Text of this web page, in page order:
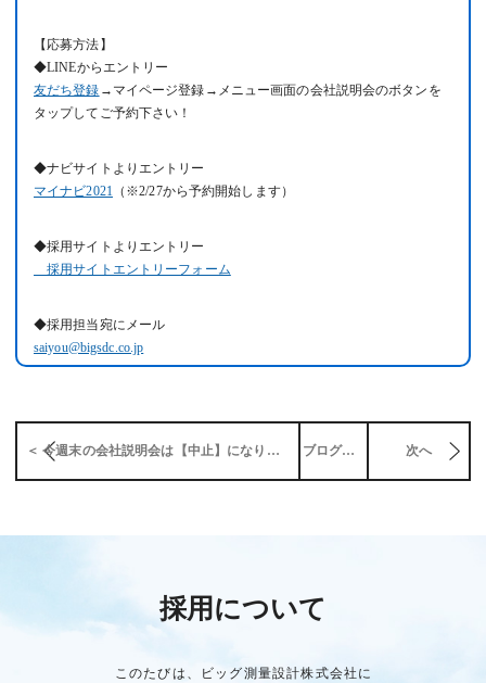
【応募方法】
◆LINEからエントリー
友だち登録 →マイページ登録→メニュー画面の会社説明会のボタンを
タップしてご予約下さい！
◆ナビサイトよりエントリー
マイナビ2021（※2/27から予約開始します）
◆採用サイトよりエントリー
採用サイトエントリーフォーム
◆採用担当宛にメール
saiyou@bigsdc.co.jp
＜ 今週末の会社説明会は【中止】になりました ブログ一覧 次へ
採用について
このたびは、ビッグ測量設計株式会社に